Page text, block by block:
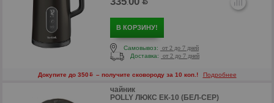
р
.
В КОРЗИНУ!
Самовывоз:
от 2 до 7 дней
Доставка:
от 2 до 7 дней
Докупите до 350 – получите сковороду за 10 коп.! Подробнее
чайник
POLLY ЛЮКС ЕК-10 (БЕЛ-СЕР)